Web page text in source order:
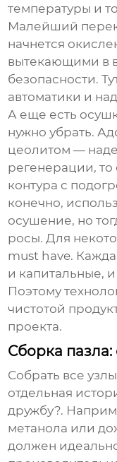
температуры и
Малейший
начнется
вытекающими в
безопасности.
автоматики и
А еще есть
нужно убрать.
цеолитом —
регенерации, то
контура с
конечно,
осушение, но
росы. Для
must have.
и капитальные,
Поэтому
чистотой
проекта.
Сборка
Собрать все
отдельная
дружбу?.
метанола или
должен